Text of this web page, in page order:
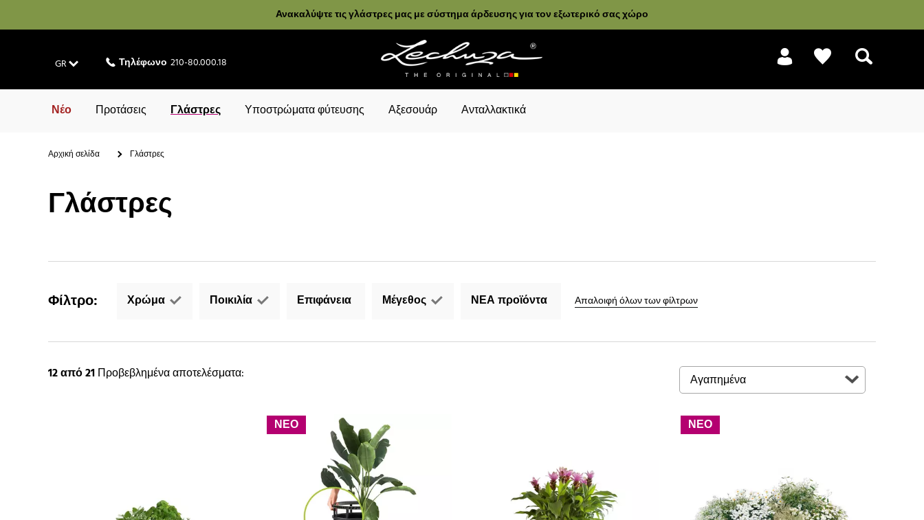
Ανακαλύψτε τις γλάστρες μας με σύστημα άρδευσης για τον εξωτερικό σας χώρο
GR Τηλέφωνο 210-80.000.18
Νέο Προτάσεις Γλάστρες Υποστρώματα φύτευσης Αξεσουάρ Ανταλλακτικά
Αρχική σελίδα Γλάστρες
Γλάστρες
Φίλτρο: Χρώμα Ποικιλία Επιφάνεια Μέγεθος ΝΕΑ προϊόντα Απαλοιφή όλων των φίλτρων
12από 21Προβεβλημένα αποτελέσματα:
ΝΕΟ ΝΕΟ